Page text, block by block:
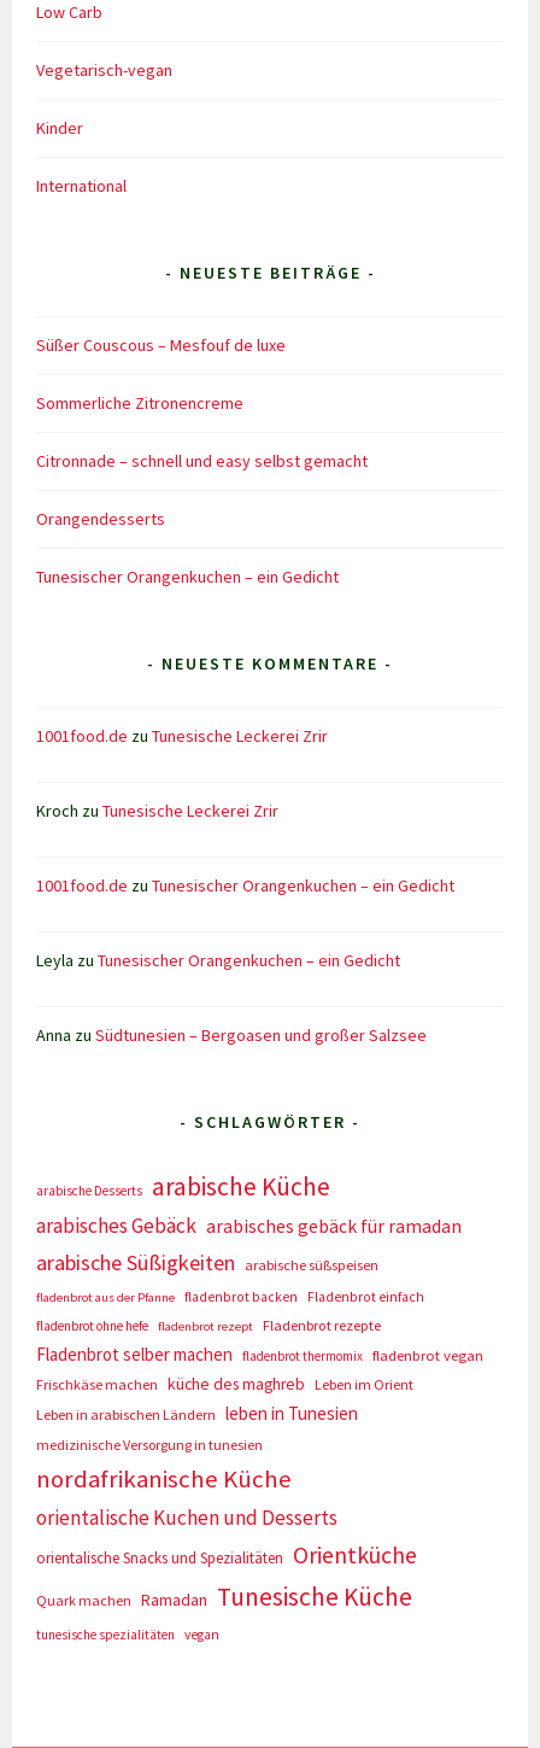
Low Carb
Vegetarisch-vegan
Kinder
International
- NEUESTE BEITRÄGE -
Süßer Couscous – Mesfouf de luxe
Sommerliche Zitronencreme
Citronnade – schnell und easy selbst gemacht
Orangendesserts
Tunesischer Orangenkuchen – ein Gedicht
- NEUESTE KOMMENTARE -
1001food.de zuTunesische Leckerei Zrir
Kroch zuTunesische Leckerei Zrir
1001food.de zuTunesischer Orangenkuchen – ein Gedicht
Leyla zuTunesischer Orangenkuchen – ein Gedicht
Anna zuSüdtunesien – Bergoasen und großer Salzsee
- SCHLAGWÖRTER -
arabische Desserts arabische Küche
arabisches Gebäck arabisches gebäck für ramadan
arabische Süßigkeiten arabische süßspeisen
fladenbrot aus der Pfanne fladenbrot backen
Fladenbrot einfach
fladenbrot ohne hefe
fladenbrot rezept Fladenbrot rezepte
Fladenbrot selber machen fladenbrot thermomix fladenbrot vegan
Frischkäse machen
küche des maghreb
Leben im Orient
Leben in arabischen Ländern
leben in Tunesien
medizinische Versorgung in tunesien
nordafrikanische Küche
orientalische Kuchen und Desserts
orientalische Snacks und Spezialitäten Orientküche
Quark machen Ramadan Tunesische Küche
tunesische spezialitäten vegan